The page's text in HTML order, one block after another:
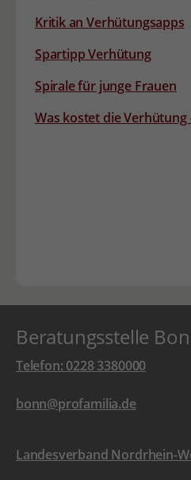
Kritik an Verhütungsapps
Spartipp Verhütung
Spirale für junge Frauen
Was kostet die Verhütung
Beratungsstelle
Telefon: 0228 3380000
bonn@profamilia.de
Landesverband Nordrhein-